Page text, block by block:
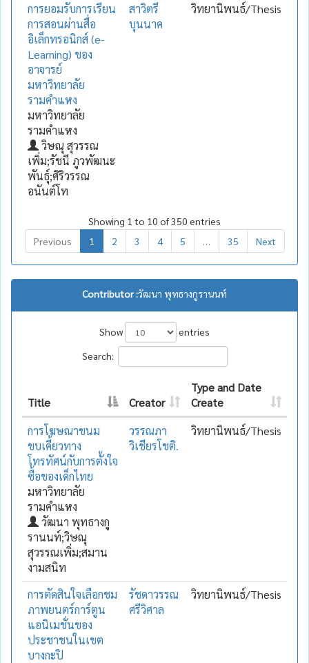
การยอมรับการเรียน
การสอนผ่านสื่อ
อิเล็กทรอนิกส์ (e-
Learning) ของ
อาจารย์
มหาวิทยาลัย
รามคำแหง
มหาวิทยาลัย
รามคำแหง
วิษณุ สุวรรณ
เพิ่ม;รัชนี ภูวพัฒนะ
พันธุ์;ศิริวรรณ
อนันต์โท
สาวิตรี
บุนนาค
วิทยานิพนธ์/Thesis
Showing 1 to 10 of 350 entries
Previous
1 2 3 4 5 35 Next
Contributor :วัฒนา พุทธางกูรานนท์
Show
entries
Search:
Title Creator
Type and Date
Create
การโฆษณาขนม
ขบเคี้ยวทาง
โทรทัศน์กับการตั้งใจ
ซื้อของเด็กไทย
มหาวิทยาลัย
รามคำแหง
วัฒนา พุทธางกู
รานนท์;วิษณุ
สุวรรณเพิ่ม;สมาน
งามสนิท
วรรณภา
วิเชียรโชติ.
วิทยานิพนธ์/Thesis
การตัดสินใจเลือกชม
ภาพยนตร์การ์ตูน
แอนิเมชั่นของ
ประชาชนในเขต
บางกะปิ
รัชดาวรรณ
ศรีวิศาล
วิทยานิพนธ์/Thesis